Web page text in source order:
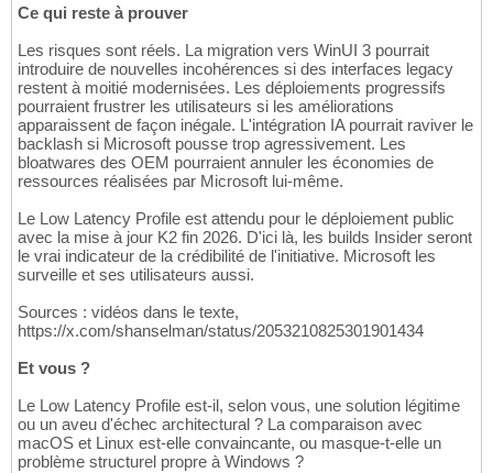
Ce qui reste à prouver
Les risques sont réels. La migration vers WinUI 3 pourrait
introduire de nouvelles incohérences si des interfaces legacy
restent à moitié modernisées. Les déploiements progressifs
pourraient frustrer les utilisateurs si les améliorations
apparaissent de façon inégale. L'intégration IA pourrait raviver le
backlash si Microsoft pousse trop agressivement. Les
bloatwares des OEM pourraient annuler les économies de
ressources réalisées par Microsoft lui-même.
Le Low Latency Profile est attendu pour le déploiement public
avec la mise à jour K2 fin 2026. D'ici là, les builds Insider seront
le vrai indicateur de la crédibilité de l'initiative. Microsoft les
surveille et ses utilisateurs aussi.
Sources : vidéos dans le texte,
https://x.com/shanselman/status/2053210825301901434
Et vous ?
Le Low Latency Profile est-il, selon vous, une solution légitime
ou un aveu d'échec architectural ? La comparaison avec
macOS et Linux est-elle convaincante, ou masque-t-elle un
problème structurel propre à Windows ?